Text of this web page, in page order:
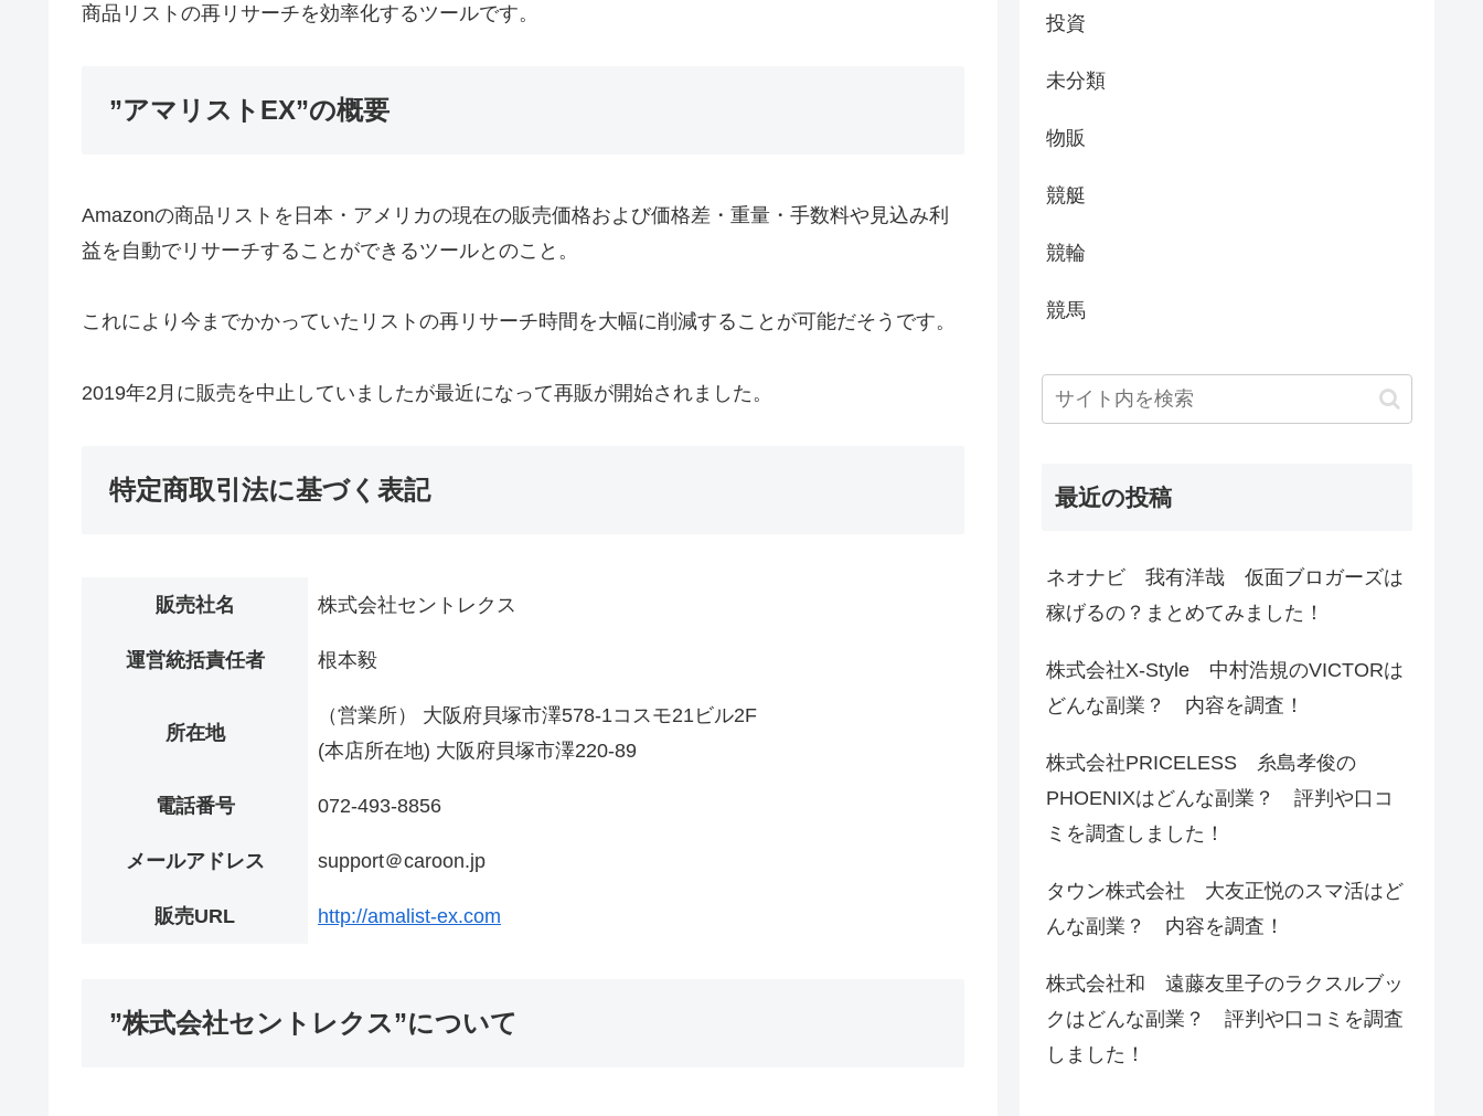
商品リストの再リサーチを効率化するツールです。
”アマリストEX”の概要
Amazonの商品リストを日本・アメリカの現在の販売価格および価格差・重量・手数料や見込み利
益を自動でリサーチすることができるツールとのこと。
これにより今までかかっていたリストの再リサーチ時間を大幅に削減することが可能だそうです。
2019年2月に販売を中止していましたが最近になって再販が開始されました。
特定商取引法に基づく表記
販売社名 株式会社セントレクス
運営統括責任者 根本毅
所在地
（営業所） 大阪府貝塚市澤578-1コスモ21ビル2F
(本店所在地) 大阪府貝塚市澤220-89
電話番号 072-493-8856
メールアドレス support＠caroon.jp
販売URL http://amalist-ex.com
”株式会社セントレクス”について
投資
未分類
物販
競艇
競輪
競馬
最近の投稿
ネオナビ 我有洋哉 仮面ブロガーズは
稼げるの？まとめてみました！
株式会社X-Style 中村浩規のVICTORは
どんな副業？ 内容を調査！
株式会社PRICELESS 糸島孝俊の
PHOENIXはどんな副業？ 評判や口コ
ミを調査しました！
タウン株式会社 大友正悦のスマ活はど
んな副業？ 内容を調査！
株式会社和 遠藤友里子のラクスルブッ
クはどんな副業？ 評判や口コミを調査
しました！